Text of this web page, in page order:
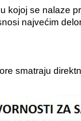
kojoj se nalaze
najvećim
smatraju